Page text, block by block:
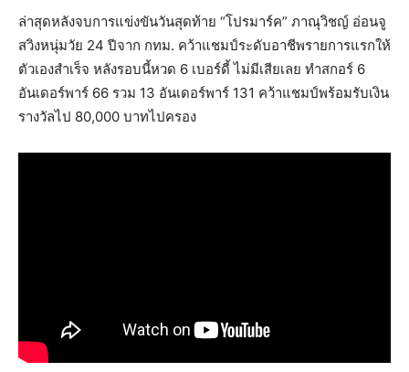
ล่าสุดหลังจบการแข่งขันวันสุดท้าย “โปรมาร์ค” ภาณุวิชญ์ อ่อนจู
สวิงหนุ่มวัย 24 ปีจาก กทม. คว้าแชมป์ระดับอาชีพรายการแรกให้
ตัวเองสำเร็จ หลังรอบนี้หวด 6 เบอร์ดี้ ไม่มีเสียเลย ทำสกอร์ 6
อันเดอร์พาร์ 66 รวม 13 อันเดอร์พาร์ 131 คว้าแชมป์พร้อมรับเงิน
รางวัลไป 80,000 บาทไปครอง